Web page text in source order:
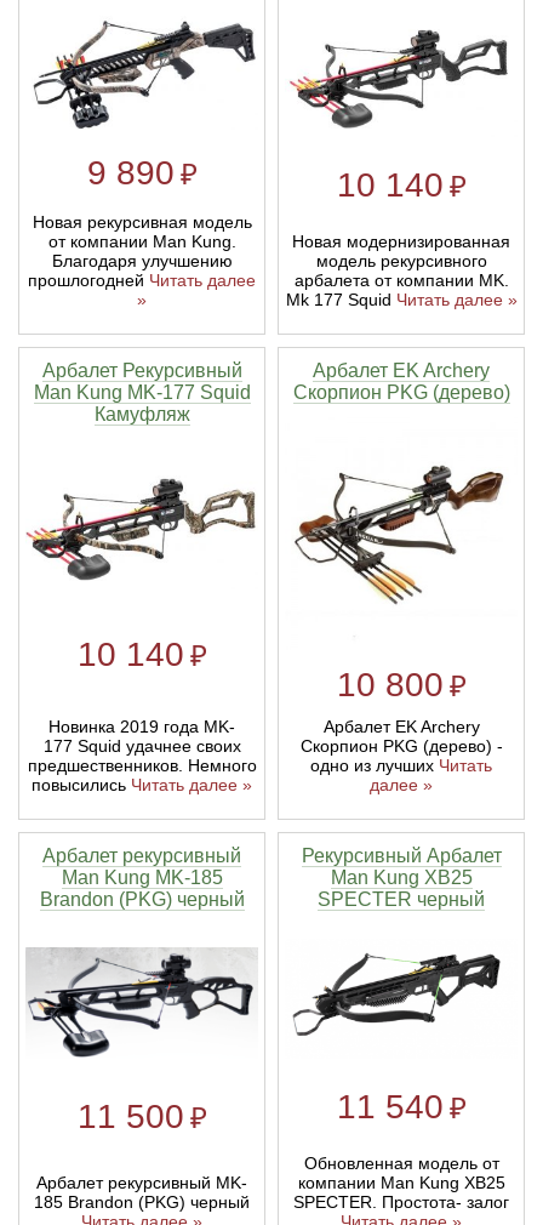
9 890 ₽
Новая рекурсивная модель
от компании Man Kung.
Благодаря улучшению
прошлогодней Читать далее
»
10 140 ₽
Новая модернизированная
модель рекурсивного
арбалета от компании MK.
Mk 177 Squid Читать далее »
Арбалет Рекурсивный
Man Kung MK-177 Squid
Камуфляж
10 140 ₽
Новинка 2019 года MK-
177 Squid удачнее своих
предшественников. Немного
повысились Читать далее »
Арбалет EK Archery
Скорпион PKG (дерево)
10 800 ₽
Арбалет EK Archery
Скорпион PKG (дерево) -
одно из лучших Читать
далее »
Арбалет рекурсивный
Man Kung MK-185
Brandon (PKG) черный
11 500 ₽
Арбалет рекурсивный MK-
185 Brandon (PKG) черный
Рекурсивный Арбалет
Man Kung XB25
SPECTER черный
11 540 ₽
Обновленная модель от
компании Man Kung XB25
SPECTER. Простота- залог